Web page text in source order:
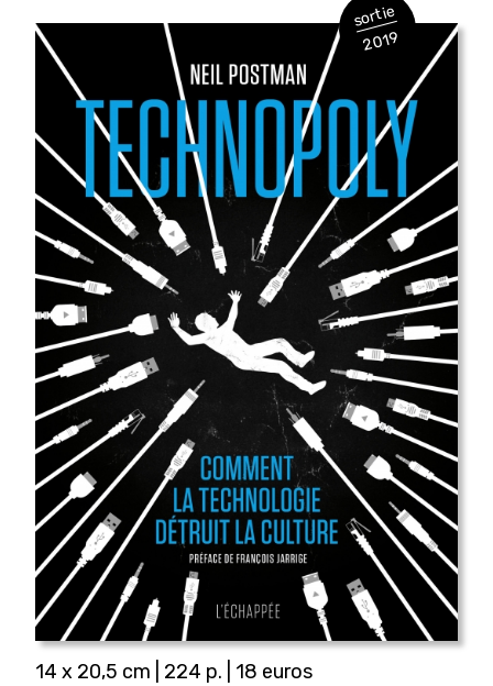
sortie
2019
14 x 20,5 cm | 224 p. | 18 euros